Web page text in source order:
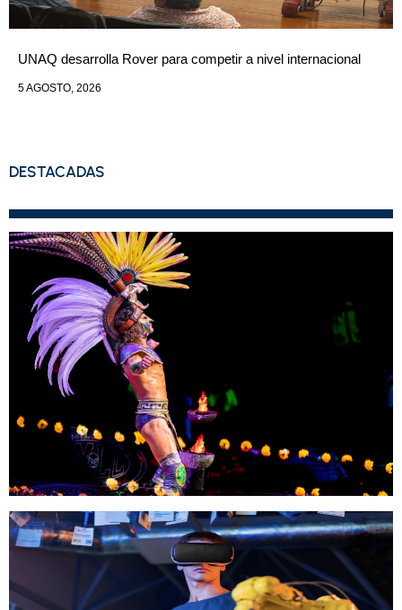
UNAQ desarrolla Rover para competir a nivel internacional
5 AGOSTO, 2026
DESTACADAS